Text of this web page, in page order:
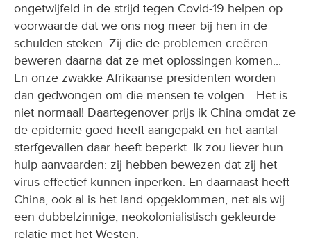
ongetwijfeld in de strijd tegen Covid-19 helpen op
voorwaarde dat we ons nog meer bij hen in de
schulden steken. Zij die de problemen creëren
beweren daarna dat ze met oplossingen komen...
En onze zwakke Afrikaanse presidenten worden
dan gedwongen om die mensen te volgen... Het is
niet normaal! Daartegenover prijs ik China omdat ze
de epidemie goed heeft aangepakt en het aantal
sterfgevallen daar heeft beperkt. Ik zou liever hun
hulp aanvaarden: zij hebben bewezen dat zij het
virus effectief kunnen inperken. En daarnaast heeft
China, ook al is het land opgeklommen, net als wij
een dubbelzinnige, neokolonialistisch gekleurde
relatie met het Westen.